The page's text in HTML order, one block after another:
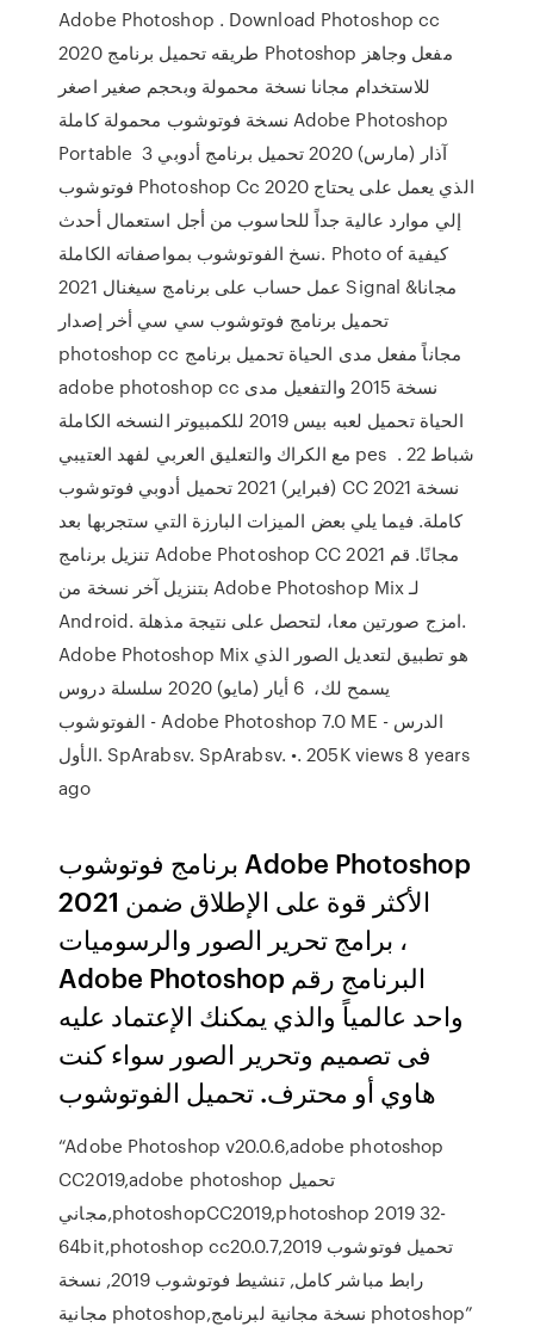
Adobe Photoshop . Download Photoshop cc
2020 طريقه تحميل برنامج Photoshop مفعل وجاهز
للاستخدام مجانا نسخة محمولة وبحجم صغير اصغر
نسخة فوتوشوب محمولة كاملة Adobe Photoshop
Portable 3 آذار (مارس) 2020 تحميل برنامج أدوبي
فوتوشوب Photoshop Cc 2020 الذي يعمل على يحتاج
إلي موارد عالية جداً للحاسوب من أجل استعمال أحدث
نسخ الفوتوشوب بمواصفاته الكاملة. Photo of كيفية
عمل حساب على برنامج سيغنال 2021 Signal مجانا&
تحميل برنامج فوتوشوب سي سي أخر إصدار
photoshop cc مجاناً مفعل مدى الحياة تحميل برنامج
adobe photoshop cc نسخة 2015 والتفعيل مدى
الحياة تحميل لعبه بيس 2019 للكمبيوتر النسخه الكاملة
مع الكراك والتعليق العربي لفهد العتيبي pes . 22 شباط
(فبراير) 2021 تحميل أدوبي فوتوشوب CC 2021 نسخة
كاملة. فيما يلي بعض الميزات البارزة التي ستجربها بعد
تنزيل برنامج Adobe Photoshop CC 2021 مجانًا. قم
بتنزيل آخر نسخة من Adobe Photoshop Mix لـ
Android. امزج صورتين معا، لتحصل على نتيجة مذهلة.
Adobe Photoshop Mix هو تطبيق لتعديل الصور الذي
يسمح لك، 6 أيار (مايو) 2020 سلسلة دروس
الفوتوشوب - Adobe Photoshop 7.0 ME - الدرس
الأول. SpArabsv. SpArabsv. •. 205K views 8 years
ago
برنامج فوتوشوب Adobe Photoshop
2021 الأكثر قوة على الإطلاق ضمن
برامج تحرير الصور والرسوميات ،
Adobe Photoshop البرنامج رقم
واحد عالمياً والذي يمكنك الإعتماد عليه
فى تصميم وتحرير الصور سواء كنت
هاوي أو محترف. تحميل الفوتوشوب
“Adobe Photoshop v20.0.6,adobe photoshop
CC2019,adobe photoshop تحميل
مجاني,photoshopCC2019,photoshop 2019 32-
64bit,photoshop cc20.0.7,تحميل فوتوشوب 2019
رابط مباشر كامل, تنشيط فوتوشوب 2019, نسخة
مجانية photoshop,نسخة مجانية لبرنامج photoshop”